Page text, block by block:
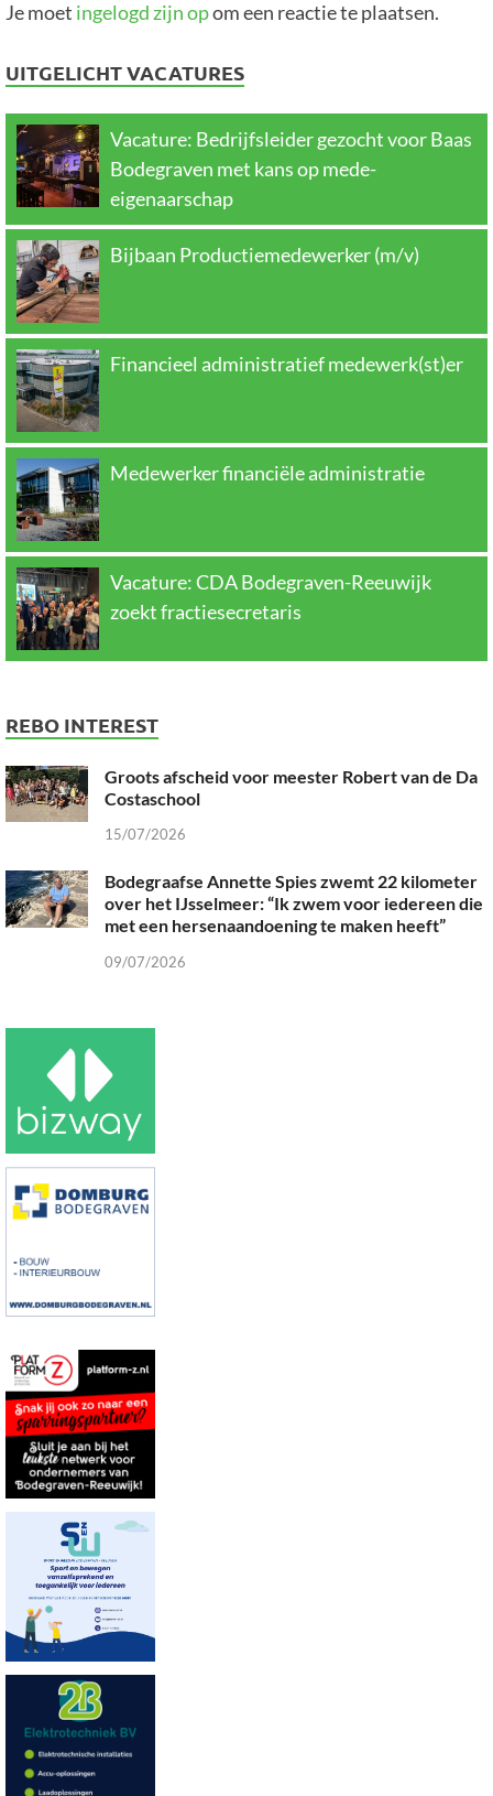
Je moet ingelogd zijn opom een reactie te plaatsen.
UITGELICHT VACATURES
Vacature: Bedrijfsleider gezocht voor Baas
Bodegraven met kans op mede-
eigenaarschap
Bijbaan Productiemedewerker (m/v)
Financieel administratief medewerk(st)er
Medewerker financiële administratie
Vacature: CDA Bodegraven-Reeuwijk
zoekt fractiesecretaris
REBO INTEREST
Groots afscheid voor meester Robert van de Da
Costaschool
15/07/2026
Bodegraafse Annette Spies zwemt 22 kilometer
over het IJsselmeer: “Ik zwem voor iedereen die
met een hersenaandoening te maken heeft”
09/07/2026